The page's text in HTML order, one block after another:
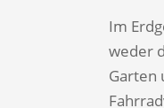
Im
weder
Garten